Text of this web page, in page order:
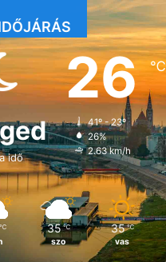
idő
26℃
41º - 23º
26%
2.63 km/h
℃ 35 ℃
szo
35 ℃
vas